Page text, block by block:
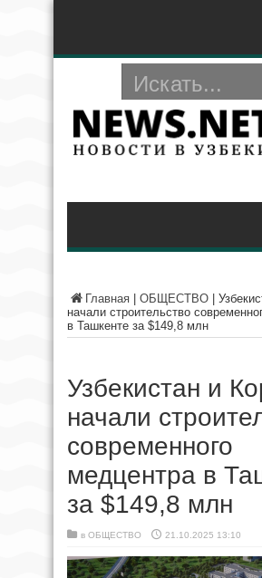
Главная ОБЩЕСТВО
начали строительство
в Ташкенте за $149,8 млн
Узбекистан и
начали
современного
медцентра в
за $149,8 млн
в ОБЩЕСТВО 21.10.2025 13:10